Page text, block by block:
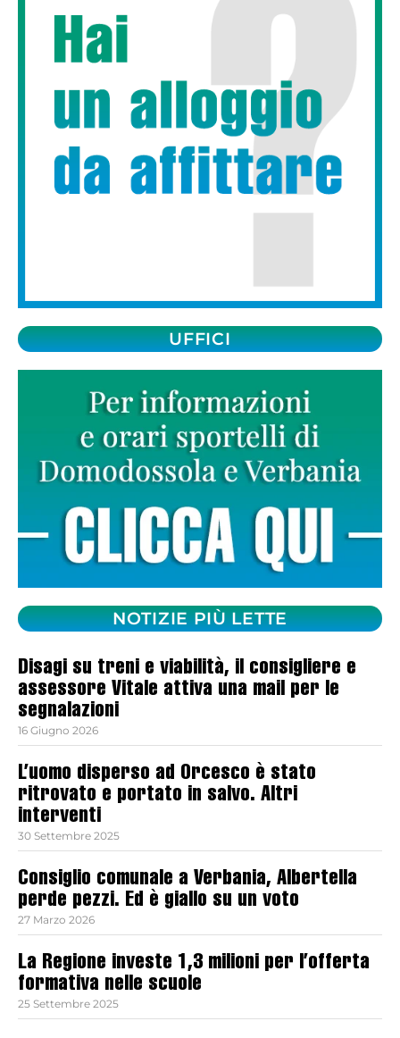
UFFICI
NOTIZIE PIÙ LETTE
Disagi su treni e viabilità, il consigliere e
assessore Vitale attiva una mail per le
segnalazioni
16 Giugno 2026
L’uomo disperso ad Orcesco è stato
ritrovato e portato in salvo. Altri
interventi
30 Settembre 2025
Consiglio comunale a Verbania, Albertella
perde pezzi. Ed è giallo su un voto
27 Marzo 2026
La Regione investe 1,3 milioni per l’offerta
formativa nelle scuole
25 Settembre 2025